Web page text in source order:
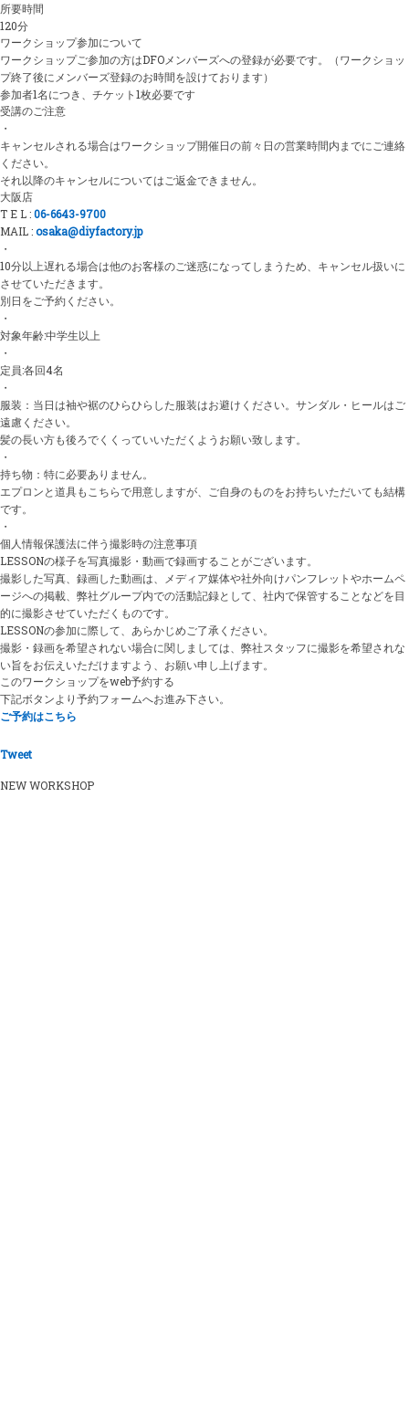
所要時間
120分
ワークショップ参加について
ワークショップご参加の方はDFOメンバーズへの登録が必要です。（ワークショッ
プ終了後にメンバーズ登録のお時間を設けております）
参加者1名につき、チケット1枚必要です
受講のご注意
・
キャンセルされる場合はワークショップ開催日の前々日の営業時間内までにご連絡
ください。
それ以降のキャンセルについてはご返金できません。
大阪店
T E L :06-6643-9700
MAIL :osaka@diyfactory.jp
・
10分以上遅れる場合は他のお客様のご迷惑になってしまうため、キャンセル扱いに
させていただきます。
別日をご予約ください。
・
対象年齢:中学生以上
・
定員:各回4名
・
服装： 当日は袖や裾のひらひらした服装はお避けください。 サンダル・ヒールはご
遠慮ください。
髪の長い方も後ろでくくっていいただくようお願い致します。
・
持ち物：特に必要ありません。
エプロンと道具もこちらで用意しますが、ご自身のものをお持ちいただいても結構
です。
・
個人情報保護法に伴う撮影時の注意事項
LESSONの様子を写真撮影・動画で録画することがございます。
撮影した写真、録画した動画は、メディア媒体や社外向けパンフレットやホームペ
ージへの掲載、弊社グループ内での活動記録として、社内で保管することなどを目
的に撮影させていただくものです。
LESSONの参加に際して、あらかじめご了承ください。
撮影・録画を希望されない場合に関しましては、弊社スタッフに撮影を希望されな
い旨をお伝えいただけますよう、お願い申し上げます。
このワークショップをweb予約する
下記ボタンより予約フォームへお進み下さい。
ご予約はこちら
Tweet
NEW WORKSHOP